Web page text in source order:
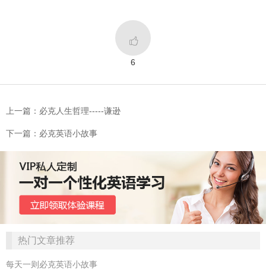

6
上一篇：必克人生哲理-----谦逊
下一篇：必克英语小故事
热门文章推荐
每天一则必克英语小故事